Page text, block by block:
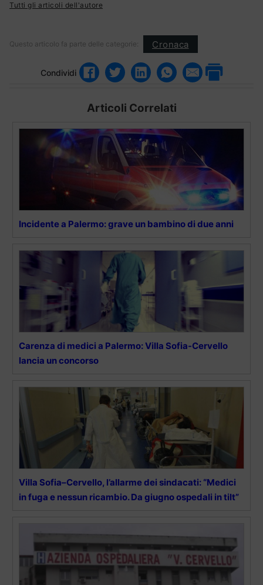
Tutti gli articoli dell'autore
Questo articolo fa parte delle categorie: Cronaca
Condividi
Articoli Correlati
Incidente a Palermo: grave un bambino di due anni
Carenza di medici a Palermo: Villa Sofia-Cervello
lancia un concorso
Villa Sofia–Cervello, l’allarme dei sindacati: “Medici
in fuga e nessun ricambio. Da giugno ospedali in tilt”